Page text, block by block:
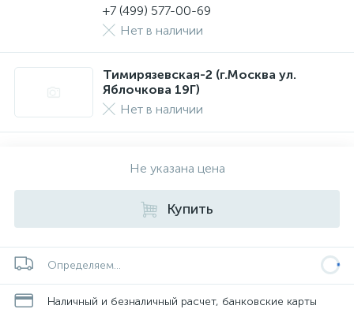
+7 (499) 577-00-69
Нет в наличии
Тимирязевская-2 (г.Москва ул.
Яблочкова 19Г)
Нет в наличии
Не указана цена
Купить
Определяем...
Наличный и безналичный расчет, банковские карты